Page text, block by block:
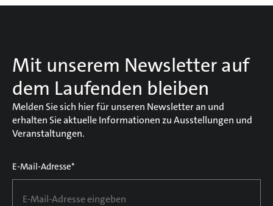
Mit unserem Newsletter auf
dem Laufenden bleiben
Melden Sie sich hier für unseren Newsletter an und
erhalten Sie aktuelle Informationen zu Ausstellungen und
Veranstaltungen.
E-Mail-Adresse*